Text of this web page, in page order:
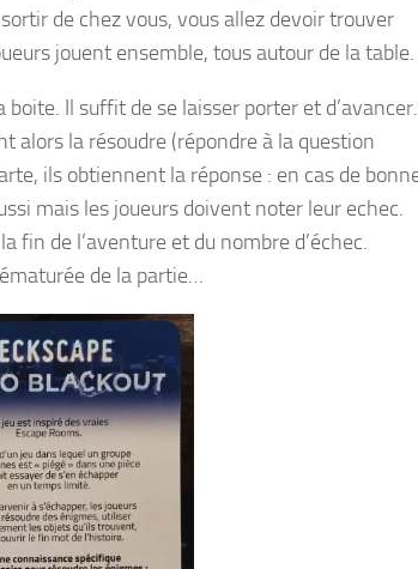
de chez vous, vous allez devoir trouver
jouent ensemble, tous autour de la table.
Il suffit de se laisser porter et
alors la résoudre (répondre à la question
ils obtiennent la réponse : en cas de
mais les joueurs doivent noter leur echec.
fin de l’aventure et du nombre d’échec.
de la partie…